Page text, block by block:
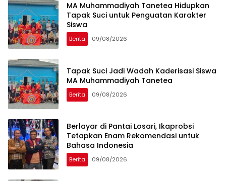
MA Muhammadiyah Tanetea Hidupkan
Tapak Suci untuk Penguatan Karakter
Siswa
Berita 09/08/2026
Tapak Suci Jadi Wadah Kaderisasi Siswa
MA Muhammadiyah Tanetea
Berita 09/08/2026
Berlayar di Pantai Losari, Ikaprobsi
Tetapkan Enam Rekomendasi untuk
Bahasa Indonesia
Berita 09/08/2026